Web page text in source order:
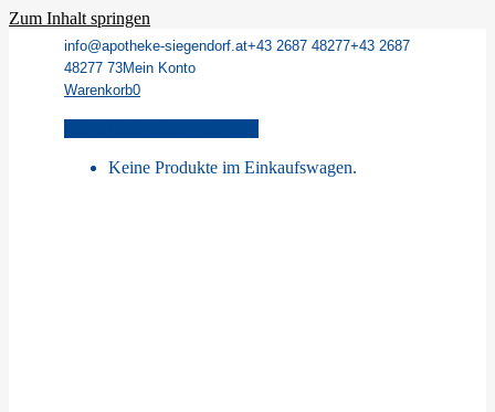
Zum Inhalt springen
info@apotheke-siegendorf.at+43 2687 48277+43 2687
48277 73Mein Konto
Warenkorb0
Keine Produkte im Einkaufswagen.